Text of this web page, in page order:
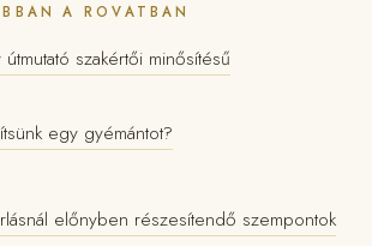
A ROVATBAN
útmutató szakértői minősítésű
egy gyémántot?
előnyben részesítendő szempontok